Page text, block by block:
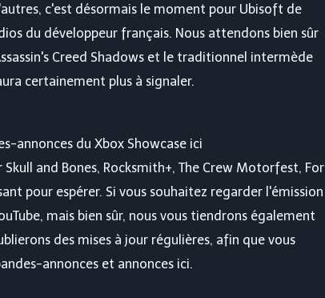
c'est désormais le moment pour Ubisoft de
du développeur français. Nous attendons bien sûr
Creed Shadows et le traditionnel intermède
certainement plus à signaler.
annonces du Xbox Showcase ici
and Bones, Rocksmith+, The Crew Motorfest, For
pour espérer. Si vous souhaitez regarder l'émission
mais bien sûr, nous vous tiendrons également
des mises à jour régulières, afin que vous
annonces et annonces ici.